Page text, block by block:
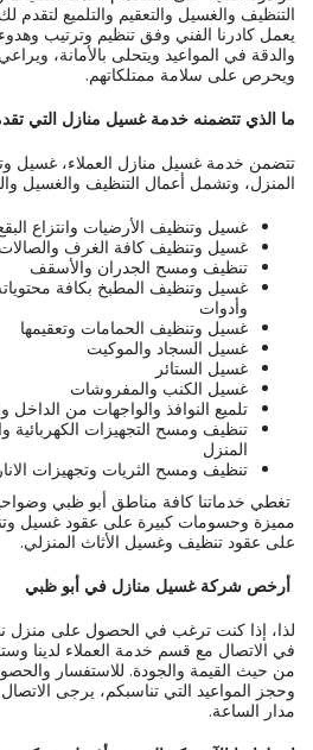
التنظيف والغسيل والتعقيم والتلميع لتقدم
يعمل كادرنا الفني وفق تنظيم وترتيب
والدقة في المواعيد ويتحلى بالأمانة،
ويحرص على سلامة ممتلكاتهم.
ما الذي تتضمنه خدمة غسيل منازل التي
تتضمن خدمة غسيل منازل العملاء، غسيل
المنزل، وتشمل أعمال التنظيف والغسيل
غسيل وتنظيف الأرضيات وانتزاع
غسيل وتنظيف كافة الغرف
تنظيف ومسح الجدران والأسقف
غسيل وتنظيف المطبخ بكافة
وأدوات
غسيل وتنظيف الحمامات وتعقيمها
غسيل السجاد والموكيت
غسيل الستائر
غسيل الكنب والمفروشات
تلميع النوافذ والواجهات من الداخل
تنظيف ومسح التجهيزات الكهربائية
المنزل
تنظيف ومسح الثريات وتجهيزات
تغطي خدماتنا كافة مناطق أبو ظبي
مميزة وحسومات كبيرة على عقود غسيل
على عقود تنظيف وغسيل الأثاث المنزلي.
أرخص شركة غسيل منازل في أبو ظبي
لذا، إذا كنت ترغب في الحصول على منزل
في الاتصال مع قسم خدمة العملاء لدينا
من حيث القيمة والجودة. للاستفسار
وحجز المواعيد التي تناسبكم، يرجى
مدار الساعة.